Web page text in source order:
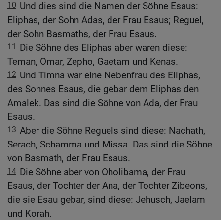
10 Und dies sind die Namen der Söhne Esaus:
Eliphas, der Sohn Adas, der Frau Esaus; Reguel,
der Sohn Basmaths, der Frau Esaus.
11
Die Söhne des Eliphas aber waren diese:
Teman, Omar, Zepho, Gaetam und Kenas.
12 Und Timna war eine Nebenfrau des Eliphas,
des Sohnes Esaus, die gebar dem Eliphas den
Amalek. Das sind die Söhne von Ada, der Frau
Esaus.
13 Aber die Söhne Reguels sind diese: Nachath,
Serach, Schamma und Missa. Das sind die Söhne
von Basmath, der Frau Esaus.
14 Die Söhne aber von Oholibama, der Frau
Esaus, der Tochter der Ana, der Tochter Zibeons,
die sie Esau gebar, sind diese: Jehusch, Jaelam
und Korah.